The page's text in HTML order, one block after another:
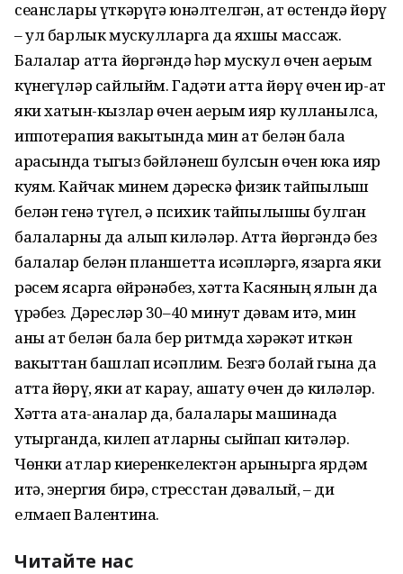
сеанслары үткәрүгә юнәлтелгән, ат өстендә йөрү
– ул барлык мускулларга да яхшы массаж.
Балалар атта йөргәндә һәр мускул өчен аерым
күнегүләр сайлыйм. Гадәти атта йөрү өчен ир-ат
яки хатын-кызлар өчен аерым ияр кулланылса,
иппотерапия вакытында мин ат белән бала
арасында тыгыз бәйләнеш булсын өчен юка ияр
куям. Кайчак минем дәрескә физик тайпылыш
белән генә түгел, ә психик тайпылышы булган
балаларны да алып киләләр. Атта йөргәндә без
балалар белән планшетта исәпләргә, язарга яки
рәсем ясарга өйрәнәбез, хәтта Касяның ялын да
үрәбез. Дәресләр 30–40 минут дәвам итә, мин
аны ат белән бала бер ритмда хәрәкәт иткән
вакыттан башлап исәплим. Безгә болай гына да
атта йөрү, яки ат карау, ашату өчен дә киләләр.
Хәтта ата-аналар да, балалары машинада
утырганда, килеп атларны сыйпап китәләр.
Чөнки атлар киеренкелектән арынырга ярдәм
итә, энергия бирә, стресстан дәвалый, – ди
елмаеп Валентина.
Читайте нас